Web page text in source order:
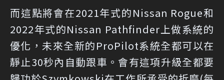
而這點將會在2021年式的Nissan Rogue和
2022年式的Nissan Pathfinder上做系統的
優化，未來全新的ProPilot系統全都可以在
靜止30秒內自動跟車。會有這項升級全都要